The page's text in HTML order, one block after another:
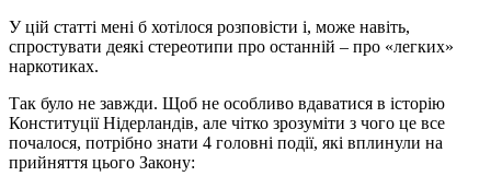
У цій статті мені б хотілося розповісти і, може навіть,
спростувати деякі стереотипи про останній – про «легких»
наркотиках.
Так було не завжди. Щоб не особливо вдаватися в історію
Конституції Нідерландів, але чітко зрозуміти з чого це все
почалося, потрібно знати 4 головні події, які вплинули на
прийняття цього Закону: